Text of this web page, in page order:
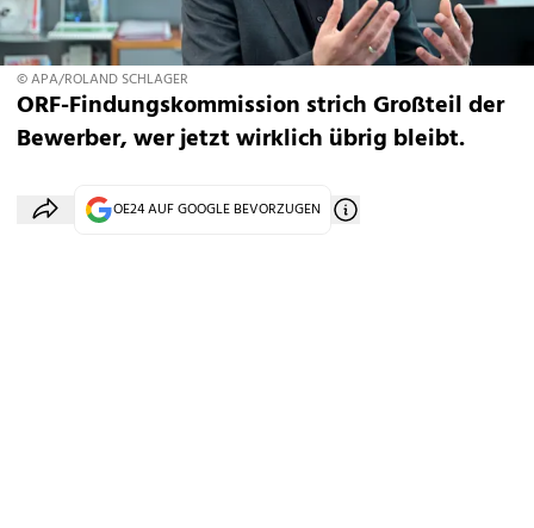
© APA/ROLAND SCHLAGER
ORF-Findungskommission strich Großteil der
Bewerber, wer jetzt wirklich übrig bleibt.
OE24 AUF GOOGLE BEVORZUGEN